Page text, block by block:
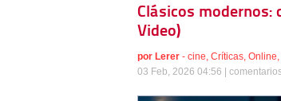
Clásicos modernos:
Video)
por Lerer - cine Críticas Online
03 Feb, 2026 04:56 |